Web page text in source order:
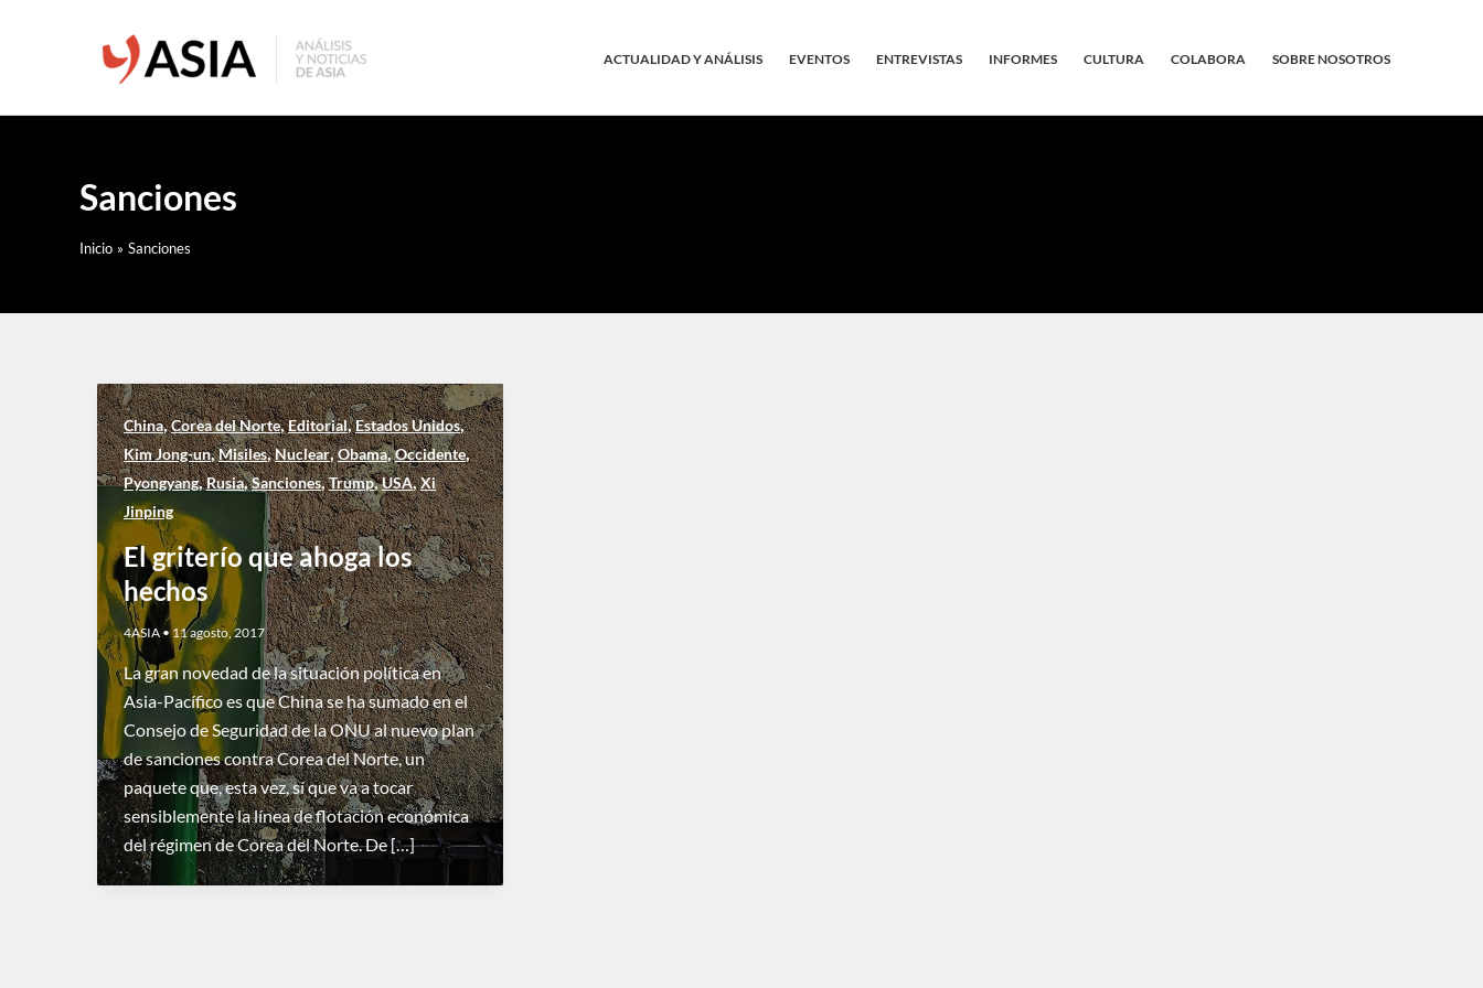
ACTUALIDAD Y ANÁLISIS EVENTOS ENTREVISTAS INFORMES CULTURA COLABORA SOBRE NOSOTROS
Sanciones
Inicio Sanciones
China,Corea del Norte,Editorial,Estados Unidos,
Kim Jong-un,Misiles,Nuclear,Obama,Occidente,
Pyongyang,Rusia,Sanciones,Trump,USA,Xi
Jinping
El griterío que ahoga los
hechos
4ASIA •11 agosto, 2017
La gran novedad de la situación política en
Asia-Pacífico es que China se ha sumado en el
Consejo de Seguridad de la ONU al nuevo plan
de sanciones contra Corea del Norte, un
paquete que, esta vez, sí que va a tocar
sensiblemente la línea de flotación económica
del régimen de Corea del Norte. De […]